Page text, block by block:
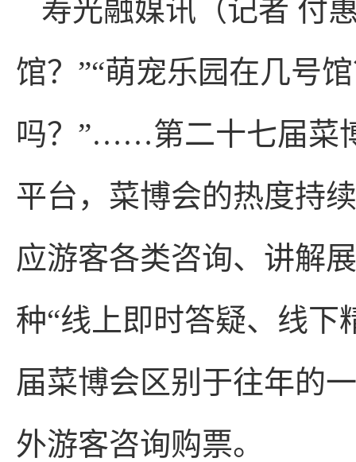
寿光融媒讯（记者 付
馆？”“萌宠乐园在几号
吗？”……第二十七届菜
平台，菜博会的热度持
应游客各类咨询、讲解
种“线上即时答疑、线下
届菜博会区别于往年的
外游客咨询购票。